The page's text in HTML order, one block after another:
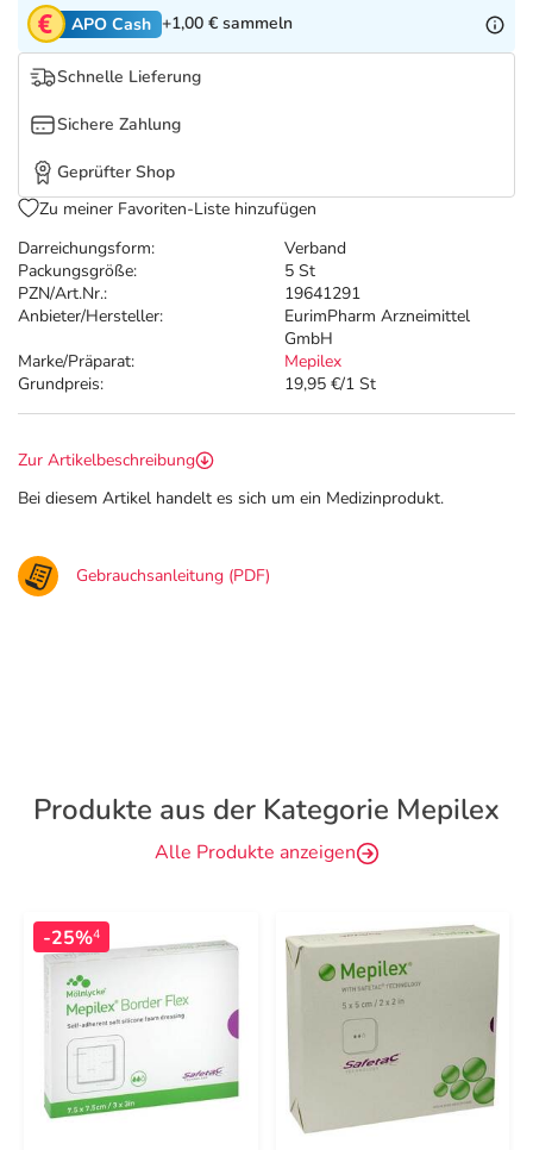
Tierapotheke
Vitamine & Mineralstoffe
Marken
Salus Deals
Darreichungsform:
Verband
Packungsgröße:
5 St
PZN/Art.Nr.:
19641291
Anbieter/Hersteller:
EurimPharm Arzneimittel
GmbH
Marke/Präparat:
Mepilex
Grundpreis:
19,95 €/1 St
APO Cash +1,00 € sammeln
Schnelle Lieferung
Sichere Zahlung
Geprüfter Shop
Zu meiner Favoriten-Liste hinzufügen
Zur Artikelbeschreibung
Bei diesem Artikel handelt es sich um ein Medizinprodukt.
Gebrauchsanleitung (PDF)
Produkte aus der Kategorie Mepilex
Alle Produkte anzeigen
-25%4